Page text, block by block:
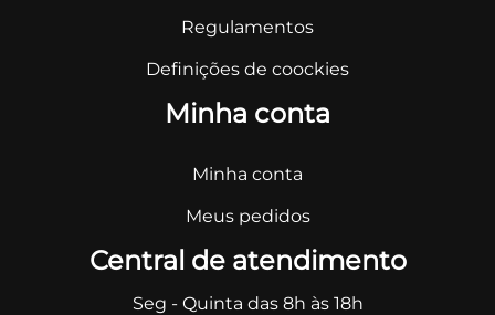
Regulamentos
Definições de coockies
Minha conta
Minha conta
Meus pedidos
Central de atendimento
Seg - Quinta das 8h às 18h